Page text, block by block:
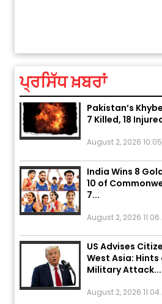
ਪ੍ਰਸਿੱਧ ਖ਼ਬਰਾਂ
August 5, 2026 6:23
Explosion During
Pakistan’s
7 Killed, 18
India Wins 8
10 of
7...
US Advises
West Asia:
Military Attack...